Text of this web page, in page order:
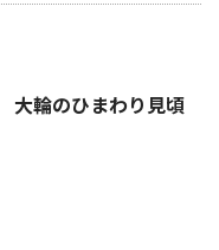
大輪のひまわり見頃